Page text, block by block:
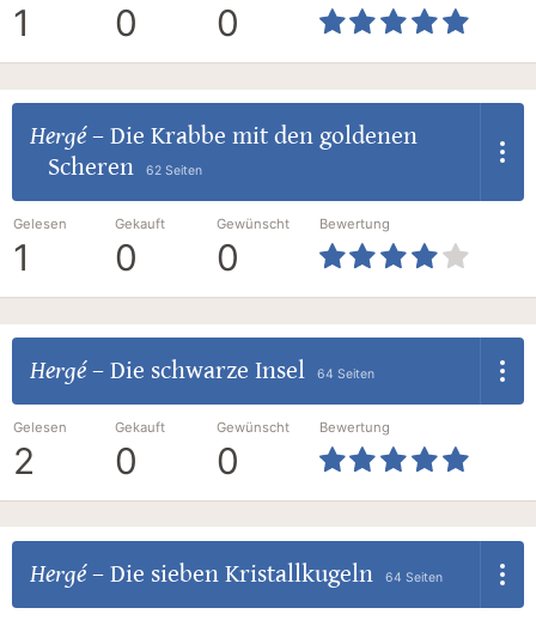
1 0 0
Hergé– Die Krabbe mit den goldenen
Scheren
62 Seiten
Gelesen
1
Gekauft
0
Gewünscht
0
Bewertung
Hergé– Die schwarze Insel 64 Seiten
Gelesen
2
Gekauft
0
Gewünscht
0
Bewertung
Hergé– Die sieben Kristallkugeln 64 Seiten